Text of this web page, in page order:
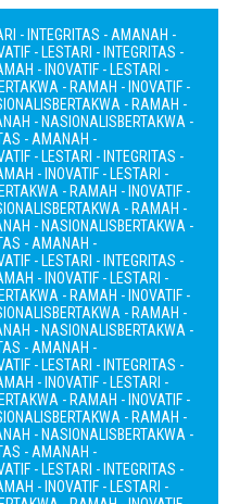
- INTEGRITAS - AMANAH -
- LESTARI - INTEGRITAS -
- INOVATIF - LESTARI -
- RAMAH - INOVATIF -
BERTAKWA - RAMAH -
- NASIONALISBERTAKWA -
- AMANAH -
- LESTARI - INTEGRITAS -
- INOVATIF - LESTARI -
- RAMAH - INOVATIF -
BERTAKWA - RAMAH -
- NASIONALISBERTAKWA -
- AMANAH -
- LESTARI - INTEGRITAS -
- INOVATIF - LESTARI -
- RAMAH - INOVATIF -
BERTAKWA - RAMAH -
- NASIONALISBERTAKWA -
- AMANAH -
- LESTARI - INTEGRITAS -
- INOVATIF - LESTARI -
- RAMAH - INOVATIF -
BERTAKWA - RAMAH -
- NASIONALISBERTAKWA -
- AMANAH -
- LESTARI - INTEGRITAS -
- INOVATIF - LESTARI -